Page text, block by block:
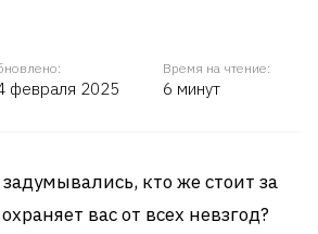
февраля 2025
Время на чтение:
6 минут
кто же стоит за
вас от всех невзгод?